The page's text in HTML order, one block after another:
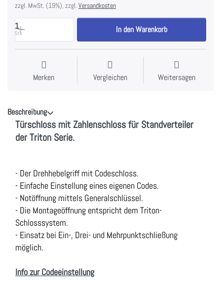
zzgl. MwSt. (19%), zzgl. Versandkosten
1
Stk In den Warenkorb
Merken Vergleichen Weitersagen
Beschreibung
Türschloss mit Zahlenschloss für Standverteiler
der Triton Serie.
- Der Drehhebelgriff mit Codeschloss.
- Einfache Einstellung eines eigenen Codes.
- Notöffnung mittels Generalschlüssel.
- Die Montageöffnung entspricht dem Triton-
Schlosssystem.
- Einsatz bei Ein-, Drei- und Mehrpunktschließung
möglich.
Info zur Codeeinstellung